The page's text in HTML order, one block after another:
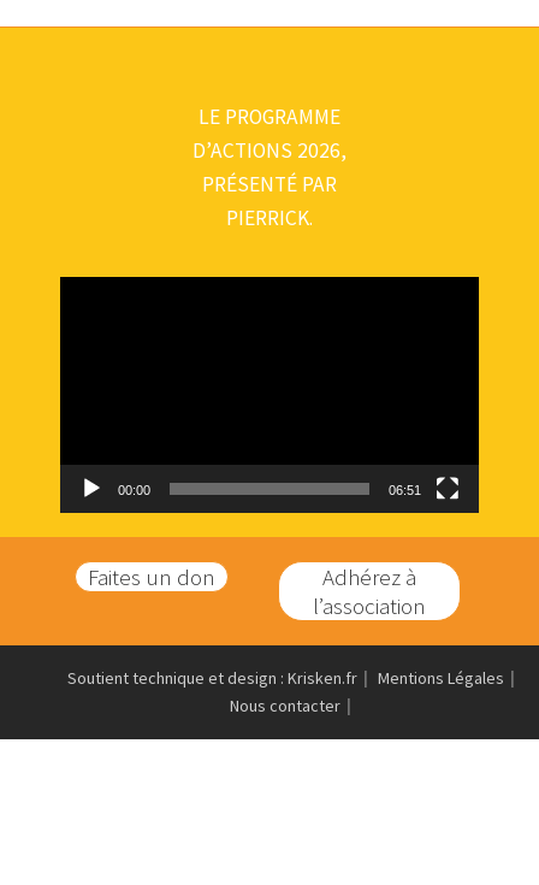
LE PROGRAMME
D’ACTIONS 2026,
PRÉSENTÉ PAR
PIERRICK.
00:00 06:51
Faites un don
Adhérez à
l’association
Soutient technique et design : Krisken.fr
Mentions Légales
Nous contacter